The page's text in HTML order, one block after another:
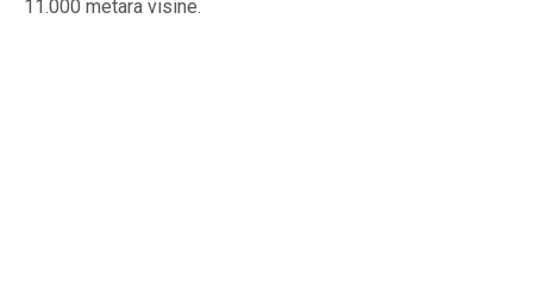
11.000 metara visine.